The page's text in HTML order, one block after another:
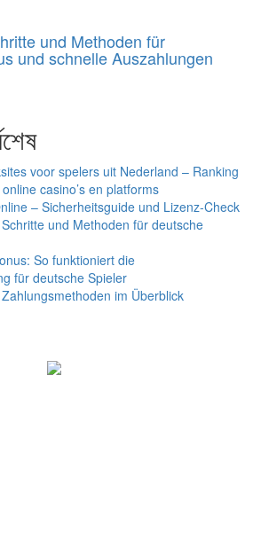
und Methoden für
und schnelle Auszahlungen
voor spelers uit Nederland – Ranking
casino’s en platforms
– Sicherheitsguide und Lizenz‑Check
und Methoden für deutsche
So funktioniert die
für deutsche Spieler
im Überblick